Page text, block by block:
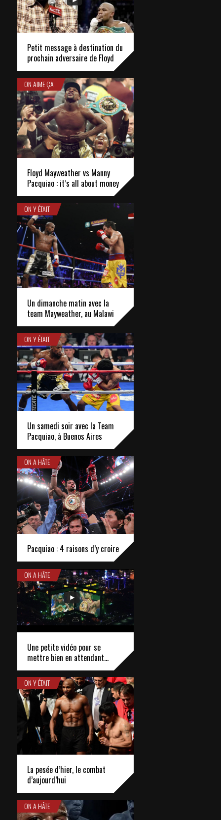
Petit message à destination du
prochain adversaire de Floyd
ON AIME ÇA
Floyd Mayweather vs Manny
Pacquiao : it’s all about money
ON Y ÉTAIT
Un dimanche matin avec la
team Mayweather, au Malawi
ON Y ÉTAIT
Un samedi soir avec la Team
Pacquiao, à Buenos Aires
ON A HÂTE
Pacquiao : 4 raisons d’y croire
ON A HÂTE
Une petite vidéo pour se
mettre bien en attendant…
ON Y ÉTAIT
La pesée d’hier, le combat
d’aujourd’hui
ON A HÂTE